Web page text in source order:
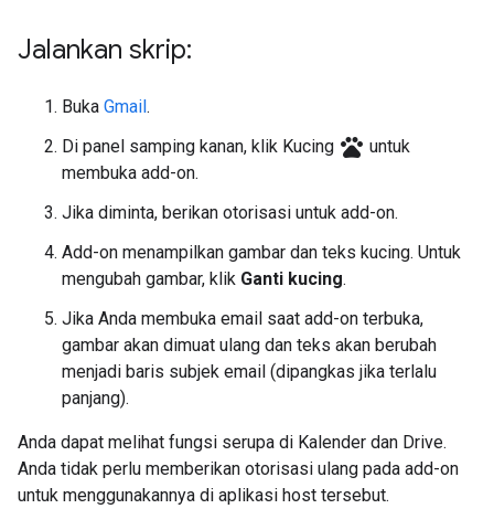
Jalankan skrip:
Buka Gmail.
Di panel samping kanan, klik Kucing pets untuk
membuka add-on.
Jika diminta, berikan otorisasi untuk add-on.
Add-on menampilkan gambar dan teks kucing. Untuk
mengubah gambar, klik Ganti kucing.
Jika Anda membuka email saat add-on terbuka,
gambar akan dimuat ulang dan teks akan berubah
menjadi baris subjek email (dipangkas jika terlalu
panjang).
Anda dapat melihat fungsi serupa di Kalender dan Drive.
Anda tidak perlu memberikan otorisasi ulang pada add-on
untuk menggunakannya di aplikasi host tersebut.